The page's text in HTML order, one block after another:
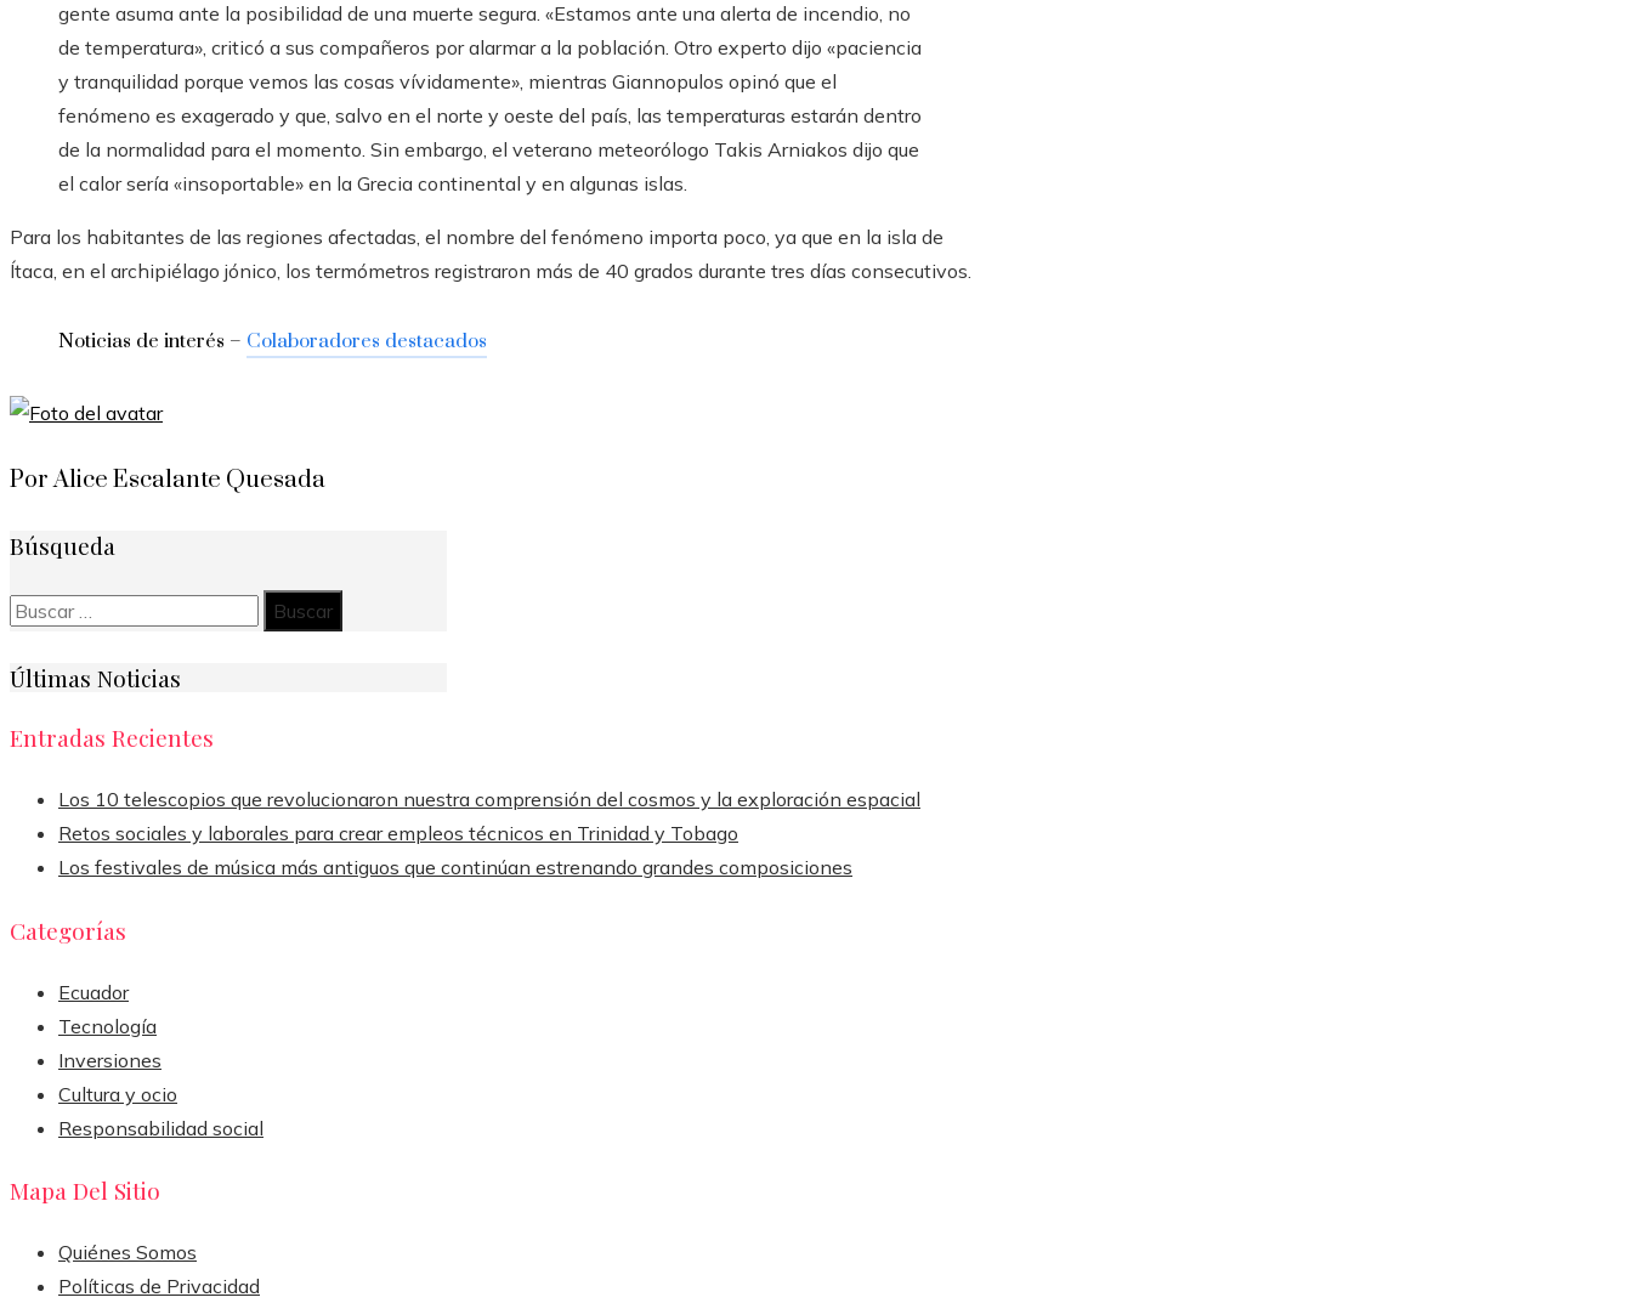
gente asuma ante la posibilidad de una muerte segura. «Estamos ante una alerta de incendio, no
de temperatura», criticó a sus compañeros por alarmar a la población. Otro experto dijo «paciencia
y tranquilidad porque vemos las cosas vívidamente», mientras Giannopulos opinó que el
fenómeno es exagerado y que, salvo en el norte y oeste del país, las temperaturas estarán dentro
de la normalidad para el momento. Sin embargo, el veterano meteorólogo Takis Arniakos dijo que
el calor sería «insoportable» en la Grecia continental y en algunas islas.
Para los habitantes de las regiones afectadas, el nombre del fenómeno importa poco, ya que en la isla de
Ítaca, en el archipiélago jónico, los termómetros registraron más de 40 grados durante tres días consecutivos.
Noticias de interés – Colaboradores destacados
Por Alice Escalante Quesada
Búsqueda
Buscar:
Últimas Noticias
Entradas Recientes
Los 10 telescopios que revolucionaron nuestra comprensión del cosmos y la exploración espacial
Retos sociales y laborales para crear empleos técnicos en Trinidad y Tobago
Los festivales de música más antiguos que continúan estrenando grandes composiciones
Categorías
Ecuador
Tecnología
Inversiones
Cultura y ocio
Responsabilidad social
Mapa Del Sitio
Quiénes Somos
Políticas de Privacidad